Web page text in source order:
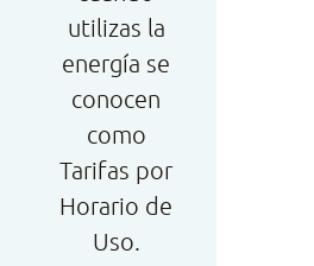
utilizas la
energía se
conocen
como
Tarifas por
Horario de
Uso.